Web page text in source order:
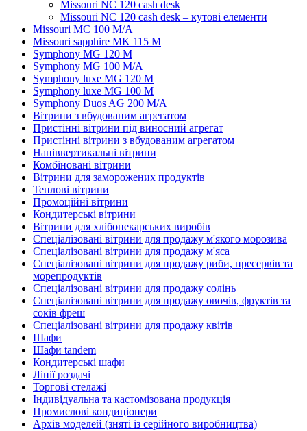
Missouri NC 120 cash desk
Missouri NC 120 cash desk – кутові елементи
Missouri MC 100 M/A
Missouri sapphire MK 115 M
Symphony MG 120 M
Symphony MG 100 M/А
Symphony luxe MG 120 M
Symphony luxe MG 100 M
Symphony Duos AG 200 M/A
Вітрини з вбудованим агрегатом
Пристінні вітрини під виносний агрегат
Пристінні вітрини з вбудованим агрегатом
Напіввертикальні вітрини
Комбіновані вітрини
Вітрини для заморожених продуктів
Теплові вітрини
Промоційні вітрини
Кондитерські вітрини
Вітрини для хлібопекарських виробів
Спеціалізовані вітрини для продажу м'якого морозива
Спеціалізовані вітрини для продажу м'яса
Спеціалізовані вітрини для продажу риби, пресервів та
морепродуктів
Спеціалізовані вітрини для продажу солінь
Спеціалізовані вітрини для продажу овочів, фруктів та
соків фреш
Спеціалізовані вітрини для продажу квітів
Шафи
Шафи tandem
Кондитерські шафи
Лінії роздачі
Торгові стелажі
Індивідуальна та кастомізована продукція
Промислові кондиціонери
Архів моделей (зняті із серійного виробництва)